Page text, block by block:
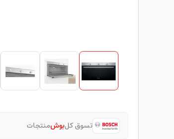
تسوق كلبوشمنتجات